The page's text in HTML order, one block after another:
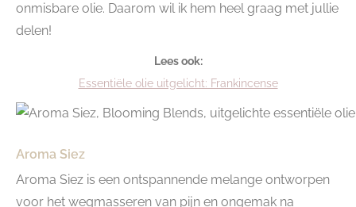
onmisbare olie. Daarom wil ik hem heel graag met jullie
delen!
Lees ook:
Essentiële olie uitgelicht: Frankincense
Aroma Siez
Aroma Siez is een ontspannende melange ontworpen
voor het wegmasseren van pijn en ongemak na